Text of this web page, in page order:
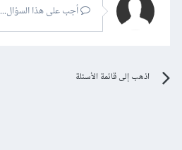
أجب على هذا السؤال...
اذهب إلى قائمة الأسئلة